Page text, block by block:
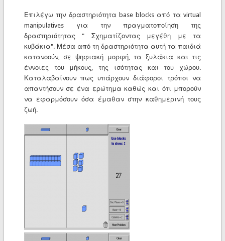
Επιλέγω την δραστηριότητα base blocks από τα virtual
manipulatives για την πραγματοποίηση της
δραστηριότητας " Σχηματίζοντας μεγέθη με τα
κυβάκια". Μέσα από τη δραστηριότητα αυτή τα παιδιά
κατανοούν, σε ψηφιακή μορφή, τα ξυλάκια και τις
έννοιες του μήκους, της ισότητας και του χώρου.
Καταλαβαίνουν πως υπάρχουν διάφοροι τρόποι να
απαντήσουν σε ένα ερώτημα καθώς και ότι μπορούν
να εφαρμόσουν όσα έμαθαν στην καθημερινή τους
ζωή.